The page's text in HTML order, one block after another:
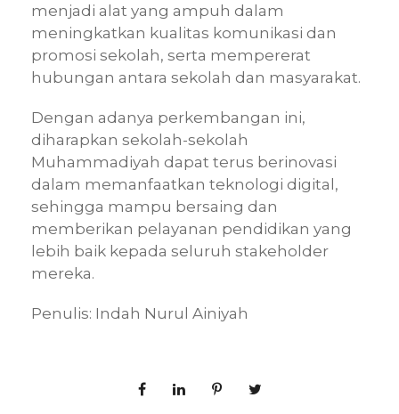
menjadi alat yang ampuh dalam
meningkatkan kualitas komunikasi dan
promosi sekolah, serta mempererat
hubungan antara sekolah dan masyarakat.
Dengan adanya perkembangan ini,
diharapkan sekolah-sekolah
Muhammadiyah dapat terus berinovasi
dalam memanfaatkan teknologi digital,
sehingga mampu bersaing dan
memberikan pelayanan pendidikan yang
lebih baik kepada seluruh stakeholder
mereka.
Penulis: Indah Nurul Ainiyah